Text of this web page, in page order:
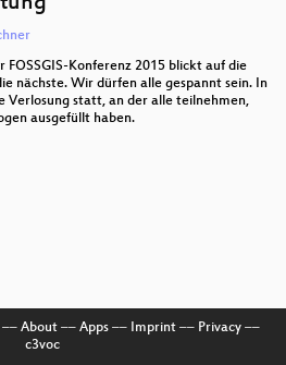
FOSSGIS-Konferenz 2015 blickt auf die
nächste. Wir dürfen alle gespannt sein. In
Verlosung statt, an der alle teilnehmen,
ausgefüllt haben.
About–– Apps–– Imprint–– Privacy––
c3voc